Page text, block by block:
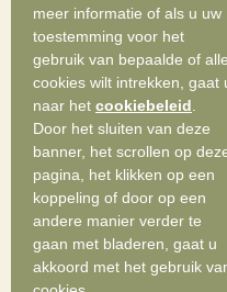
meer informatie of als u uw
toestemming voor het
gebruik van bepaalde of alle
cookies wilt intrekken, gaat
naar het cookiebeleid
Door het sluiten van deze
banner, het scrollen op
pagina, het klikken op een
koppeling of door op een
andere manier verder te
gaan met bladeren, gaat u
akkoord met het gebruik